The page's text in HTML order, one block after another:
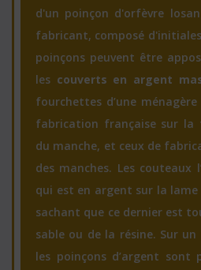
d'un poinçon d'orfèvre
fabricant, composé
poinçons peuvent être
les couverts en argent
fourchettes d’une
fabrication française sur la
du manche, et ceux de
des manches. Les
qui est en argent sur la lame
sachant que ce dernier est
sable ou de la résine. Sur
les poinçons d’argent sont